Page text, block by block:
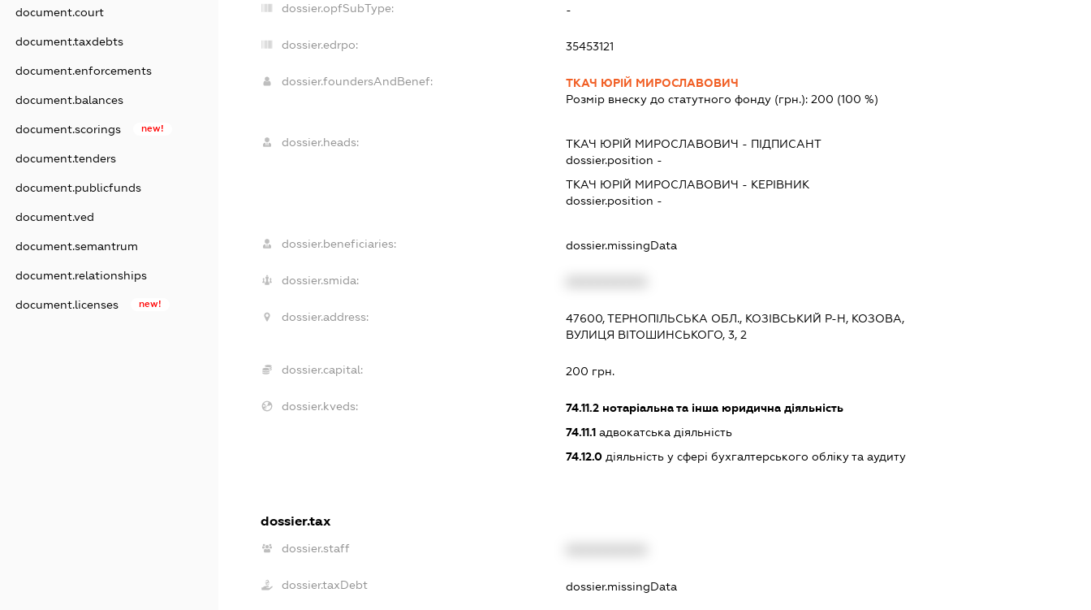
document.court
document.taxdebts
document.enforcements
document.balances
document.scorings new!
document.tenders
document.publicfunds
document.ved
document.semantrum
document.relationships
document.licenses new!
dossier.opfSubType: -
dossier.edrpo: 35453121
dossier.foundersAndBenef:
ТКАЧ ЮРІЙ МИРОСЛАВОВИЧ
Розмір внеску до статутного фонду (грн.):200 (100 %)
dossier.heads: ТКАЧ ЮРІЙ МИРОСЛАВОВИЧ - ПІДПИСАНТ
dossier.position -
ТКАЧ ЮРІЙ МИРОСЛАВОВИЧ - КЕРІВНИК
dossier.position -
dossier.beneficiaries: dossier.missingData
dossier.smida:
dossier.address:
47600, ТЕРНОПІЛЬСЬКА ОБЛ., КОЗІВСЬКИЙ Р-Н, КОЗОВА,
ВУЛИЦЯ ВІТОШИНСЬКОГО, 3, 2
dossier.capital: 200 грн.
dossier.kveds: 74.11.2 нотаріальна та інша юридична діяльність
74.11.1 адвокатська діяльність
74.12.0 діяльність у сфері бухгалтерського обліку та аудиту
dossier.tax
dossier.staff
dossier.taxDebt dossier.missingData